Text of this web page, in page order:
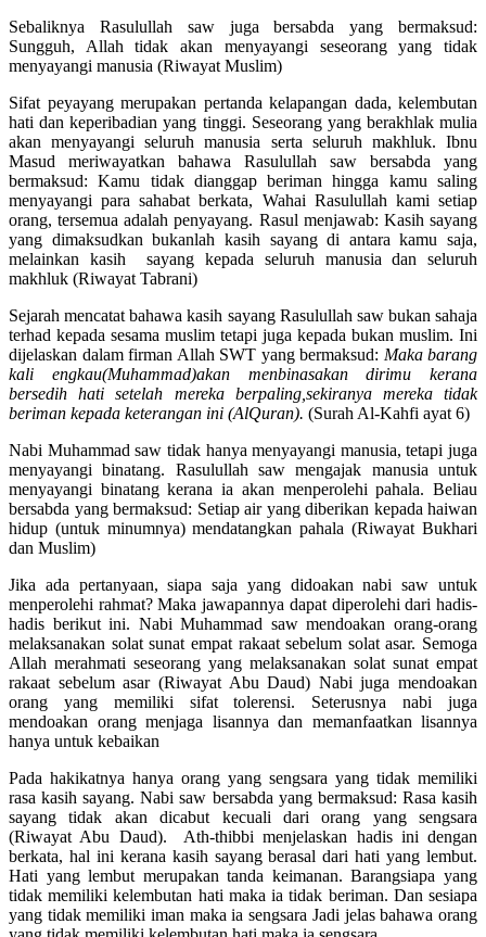
Sebaliknya Rasulullah saw juga bersabda yang bermaksud:
Sungguh, Allah tidak akan menyayangi seseorang yang tidak
menyayangi manusia (Riwayat Muslim)
Sifat peyayang merupakan pertanda kelapangan dada, kelembutan
hati dan keperibadian yang tinggi. Seseorang yang berakhlak mulia
akan menyayangi seluruh manusia serta seluruh makhluk. Ibnu
Masud meriwayatkan bahawa Rasulullah saw bersabda yang
bermaksud: Kamu tidak dianggap beriman hingga kamu saling
menyayangi para sahabat berkata, Wahai Rasulullah kami setiap
orang, tersemua adalah penyayang. Rasul menjawab: Kasih sayang
yang dimaksudkan bukanlah kasih sayang di antara kamu saja,
melainkan kasih sayang kepada seluruh manusia dan seluruh
makhluk (Riwayat Tabrani)
Sejarah mencatat bahawa kasih sayang Rasulullah saw bukan sahaja
terhad kepada sesama muslim tetapi juga kepada bukan muslim. Ini
dijelaskan dalam firman Allah SWT yang bermaksud: Maka barang
kali engkau(Muhammad)akan menbinasakan dirimu kerana
bersedih hati setelah mereka berpaling,sekiranya mereka tidak
beriman kepada keterangan ini (AlQuran). (Surah Al-Kahfi ayat 6)
Nabi Muhammad saw tidak hanya menyayangi manusia, tetapi juga
menyayangi binatang. Rasulullah saw mengajak manusia untuk
menyayangi binatang kerana ia akan menperolehi pahala. Beliau
bersabda yang bermaksud: Setiap air yang diberikan kepada haiwan
hidup (untuk minumnya) mendatangkan pahala (Riwayat Bukhari
dan Muslim)
Jika ada pertanyaan, siapa saja yang didoakan nabi saw untuk
menperolehi rahmat? Maka jawapannya dapat diperolehi dari hadis-
hadis berikut ini. Nabi Muhammad saw mendoakan orang-orang
melaksanakan solat sunat empat rakaat sebelum solat asar. Semoga
Allah merahmati seseorang yang melaksanakan solat sunat empat
rakaat sebelum asar (Riwayat Abu Daud) Nabi juga mendoakan
orang yang memiliki sifat tolerensi. Seterusnya nabi juga
mendoakan orang menjaga lisannya dan memanfaatkan lisannya
hanya untuk kebaikan
Pada hakikatnya hanya orang yang sengsara yang tidak memiliki
rasa kasih sayang. Nabi saw bersabda yang bermaksud: Rasa kasih
sayang tidak akan dicabut kecuali dari orang yang sengsara
(Riwayat Abu Daud). Ath-thibbi menjelaskan hadis ini dengan
berkata, hal ini kerana kasih sayang berasal dari hati yang lembut.
Hati yang lembut merupakan tanda keimanan. Barangsiapa yang
tidak memiliki kelembutan hati maka ia tidak beriman. Dan sesiapa
yang tidak memiliki iman maka ia sengsara Jadi jelas bahawa orang